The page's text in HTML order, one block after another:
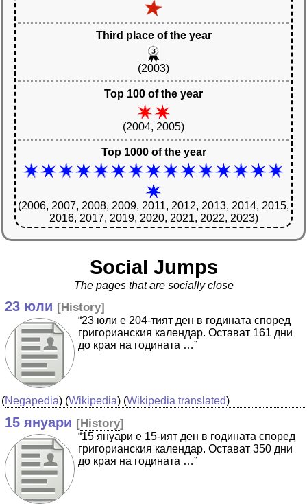
Third place of the year
(2003)
Top 100 of the year
(2004, 2005)
Top 1000 of the year
(2006, 2007, 2008, 2009, 2011, 2012, 2013, 2014, 2015,
2016, 2017, 2019, 2020, 2021, 2022, 2023)
Social Jumps
The pages that are socially close
23 юли [History]
“23 юли е 204-тият ден в годината според
григорианския календар. Остават 161 дни
до края на годината …”
(Negapedia) (Wikipedia) (Wikipedia translated)
15 януари [History]
“15 януари е 15-ият ден в годината според
григорианския календар. Остават 350 дни
до края на годината …”